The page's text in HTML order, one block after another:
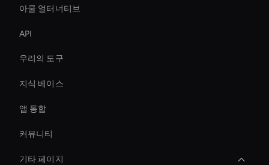
아쿨 얼터너티브
API
우리의 도구
지식 베이스
앱 통합
커뮤니티
기타 페이지